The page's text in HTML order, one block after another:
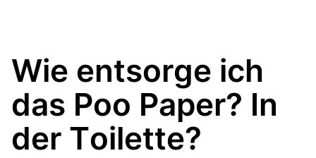
Wie entsorge ich
das Poo Paper? In
der Toilette?